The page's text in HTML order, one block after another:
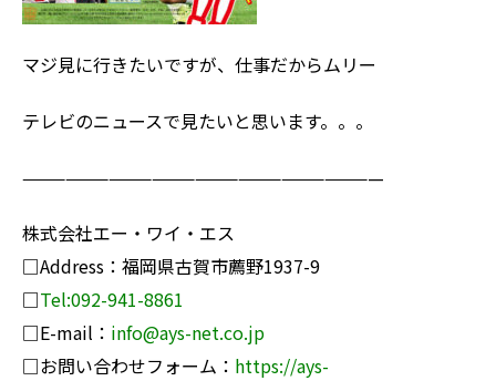
マジ見に行きたいですが、仕事だからムリー
テレビのニュースで見たいと思います。。。
—————————————————————————
株式会社エー・ワイ・エス
□Address：福岡県古賀市薦野1937-9
□Tel:092-941-8861
□E-mail： info@ays-net.co.jp
□お問い合わせフォーム： https://ays-